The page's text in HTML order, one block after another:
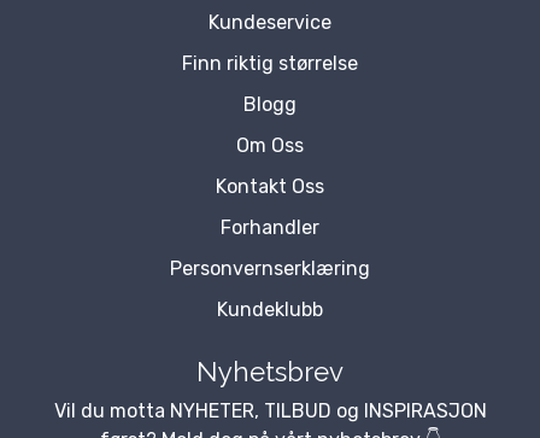
Kundeservice
Finn riktig størrelse
Blogg
Om Oss
Kontakt Oss
Forhandler
Personvernserklæring
Kundeklubb
Nyhetsbrev
Vil du motta NYHETER, TILBUD og INSPIRASJON